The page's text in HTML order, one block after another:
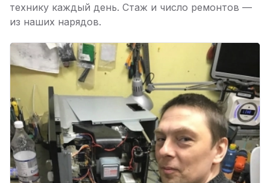
технику каждый день. Стаж и число ремонтов —
из наших нарядов.